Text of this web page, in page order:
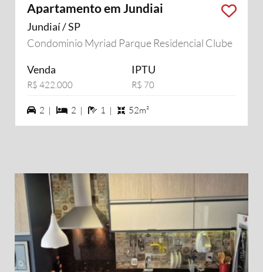
Apartamento em Jundiai
Jundiaí / SP
Condominio Myriad Parque Residencial Clube
Venda
R$ 422.000
IPTU
R$ 70
2 vagas na garagem
2 | 2 dormiórios
2 | 1 banheiros
1 | 52m²